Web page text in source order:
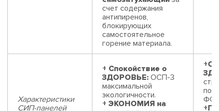
счет содержания
антипиренов,
блокирующих
самостоятельное
горение материала.
Характеристики
СИП-панелей
+ Спокойствие о
ЗДОРОВЬЕ: ОСП-3
максимальной
экологичности.
+ ЭКОНОМИЯ на